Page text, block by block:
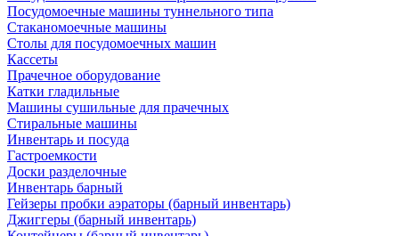
Посудомоечные машины туннельного типа
Стаканомоечные машины
Столы для посудомоечных машин
Кассеты
Прачечное оборудование
Катки гладильные
Машины сушильные для прачечных
Стиральные машины
Инвентарь и посуда
Гастроемкости
Доски разделочные
Инвентарь барный
Гейзеры пробки аэраторы (барный инвентарь)
Джиггеры (барный инвентарь)